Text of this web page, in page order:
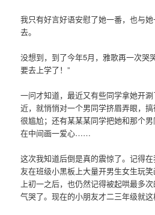
我只有好言好语安慰了她一番，也与
去。
没想到，到了今年5月，雅歌再一次哭
要去上学了！”
一问才知道，最近又有些同学拿她开
近，就悄悄对一个男同学挤眉弄眼，
很尴尬；还有某某某同学把她和那个
在中间画一爱心……
这次我知道后倒是真的震惊了。记得
友在班级小黑板上大量开男生女生玩
上初一之后，也仍然记得被起哄最多
气哭了。现在的小朋友才二三年级就这